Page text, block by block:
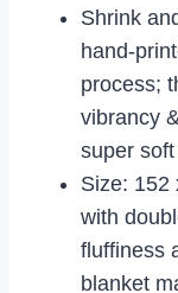
Shrink
hand-
process;
vibrancy
super
Size: 152
with
fluffiness
blanket